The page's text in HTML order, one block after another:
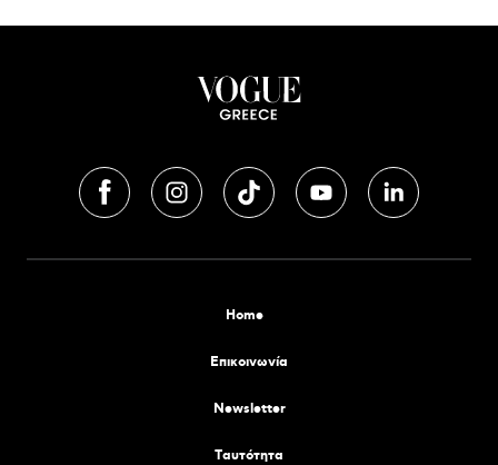
Home
Επικοινωνία
Newsletter
Tαυτότητα